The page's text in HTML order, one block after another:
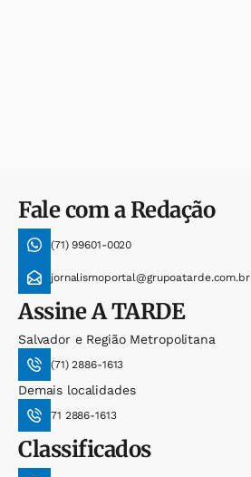
Fale com a Redação
(71) 99601-0020
jornalismoportal@grupoatarde.com.br
AssineA TARDE
Salvador e Região Metropolitana
(71) 2886-1613
Demais localidades
71 2886-1613
Classificados